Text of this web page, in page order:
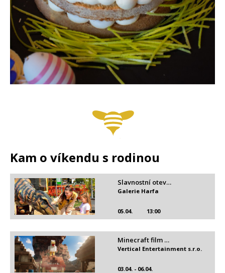
Kam o víkendu s rodinou
Slavnostní otev…
05.04. 13:00
Galerie Harfa
Minecraft film …
03.04. - 06.04.
Vertical Entertainment s.r.o.